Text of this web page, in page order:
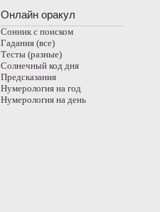
Онлайн оракул
Cонник с поиском
Гадания (все)
Тесты (разные)
Солнечный код дня
Предсказания
Нумерология на год
Нумерология на день